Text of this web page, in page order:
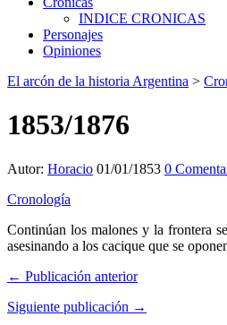
INDICE CRONICAS
Personajes
Opiniones
El arcón de la historia Argentina >
1853/1876
Autor: Horacio 01/01/1853 0
Cronología
Continúan los malones y la frontera
asesinando a los cacique que se
← Publicación anterior
Siguiente publicación →